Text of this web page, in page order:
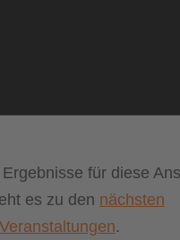
für diese
es zu den nächsten
.